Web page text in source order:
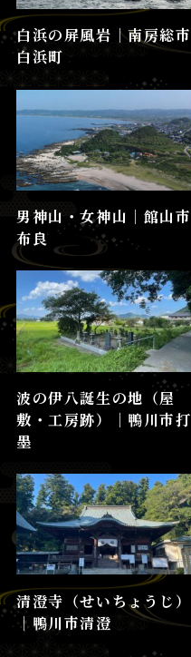
白浜の屏風岩│南房総市
白浜町
男神山・女神山│館山市
布良
波の伊八誕生の地（屋
敷・工房跡）│鴨川市打
墨
清澄寺（せいちょうじ）
│鴨川市清澄